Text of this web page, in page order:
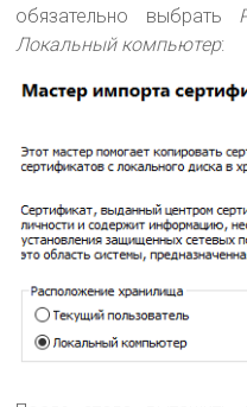
обязательно выбрать
Локальный компьютер: